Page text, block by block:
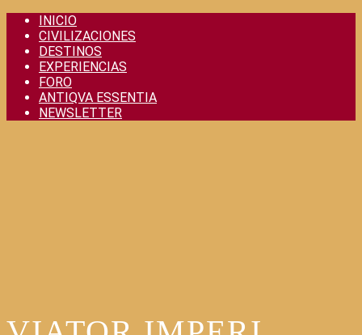
Skip
content
INICIO
CIVILIZACIONES
DESTINOS
EXPERIENCIAS
FORO
ANTIQVA ESSENTIA
NEWSLETTER